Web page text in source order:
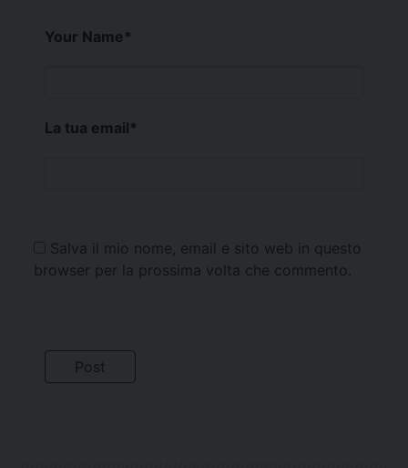
Your Name*
La tua email*
Salva il mio nome, email e sito web in questo
browser per la prossima volta che commento.